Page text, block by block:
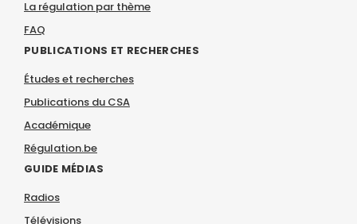
La régulation par thème
FAQ
PUBLICATIONS ET RECHERCHES
Études et recherches
Publications du CSA
Académique
Régulation.be
GUIDE MÉDIAS
Radios
Télévisions